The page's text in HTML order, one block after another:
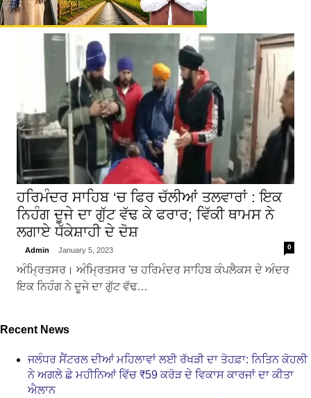
ਹਰਿਮੰਦਰ ਸਾਹਿਬ ‘ਚ ਫਿਰ ਚੱਲੀਆਂ ਤਲਵਾਰਾਂ : ਇਕ
ਨਿਹੰਗ ਦੂਜੇ ਦਾ ਗੁੱਟ ਵੱਢ ਕੇ ਫਰਾਰ; ਵਿੱਕੀ ਥਾਮਸ ਨੇ
ਲਗਾਏ ਧੱਕੇਸ਼ਾਹੀ ਦੇ ਦੋਸ਼
Admin January 5, 2023 0
ਅੰਮ੍ਰਿਤਸਰ। ਅੰਮ੍ਰਿਤਸਰ 'ਚ ਹਰਿਮੰਦਰ ਸਾਹਿਬ ਕੰਪਲੈਕਸ ਦੇ ਅੰਦਰ
ਇਕ ਨਿਹੰਗ ਨੇ ਦੂਜੇ ਦਾ ਗੁੱਟ ਵੱਢ…
Recent News
ਜਲੰਧਰ ਸੈਂਟਰਲ ਦੀਆਂ ਮਹਿਲਾਵਾਂ ਲਈ ਰੱਖੜੀ ਦਾ ਤੋਹਫ਼ਾ: ਨਿਤਿਨ ਕੋਹਲੀ
ਨੇ ਅਗਲੇ ਛੇ ਮਹੀਨਿਆਂ ਵਿੱਚ ₹59 ਕਰੋੜ ਦੇ ਵਿਕਾਸ ਕਾਰਜਾਂ ਦਾ ਕੀਤਾ
ਐਲਾਨ